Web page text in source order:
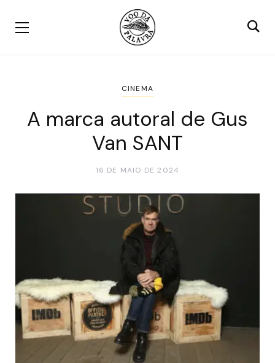
CINEMA
A marca autoral de Gus
Van SANT
16 DE MAIO DE 2024